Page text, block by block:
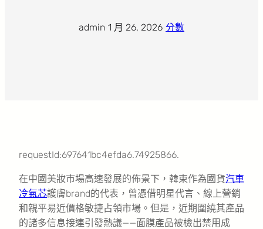
admin 1 月 26, 2026 分數
requestId:697641bc4efda6.74925866.
在中國美妝市場高速發展的佈景下，韓束作為國貨汽車
冷氣芯護膚brand的代表，曾憑借明星代言、線上營銷
和親平易近價格敏捷占領市場。但是，近期圍繞其產品
的諸多信息接連引發熱議——面膜產品被檢出禁用成